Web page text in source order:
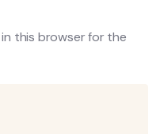
in this browser for the